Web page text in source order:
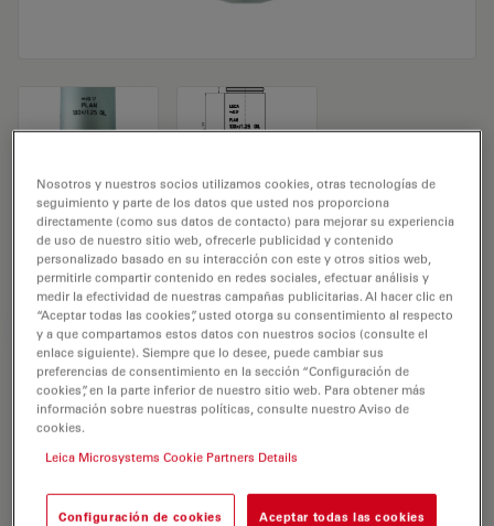
Objetivo de microscopio PLAN 100x/1,25
OIL
REQUEST FOR QUOTE
Encuentre la solución ideal. Explore
compare alternativas y encuentre la
necesidades.
Nosotros y nuestros socios utilizamos cookies, otras tecnologías de
seguimiento y parte de los datos que usted nos proporciona
directamente (como sus datos de contacto) para mejorar su experiencia
de uso de nuestro sitio web, ofrecerle publicidad y contenido
personalizado basado en su interacción con este y otros sitios web,
permitirle compartir contenido en redes sociales, efectuar análisis y
medir la efectividad de nuestras campañas publicitarias. Al hacer clic en
“Aceptar todas las cookies”, usted otorga su consentimiento al respecto
y a que compartamos estos datos con nuestros socios (consulte el
enlace siguiente). Siempre que lo desee, puede cambiar sus
preferencias de consentimiento en la sección “Configuración de
cookies”, en la parte inferior de nuestro sitio web. Para obtener más
información sobre nuestras políticas, consulte nuestro Aviso de
cookies.
Leica Microsystems Cookie Partners Details
Configuración de cookies Aceptar todas las cookies